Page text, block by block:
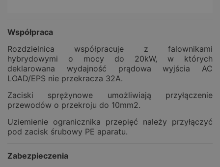
Współpraca
Rozdzielnica współpracuje z falownikami
hybrydowymi o mocy do 20kW, w których
deklarowana wydajność prądowa wyjścia AC
LOAD/EPS nie przekracza 32A.
Zaciski sprężynowe umożliwiają przyłączenie
przewodów o przekroju do 10mm2.
Uziemienie ogranicznika przepięć należy przyłączyć
pod zacisk śrubowy PE aparatu.
Zabezpieczenia